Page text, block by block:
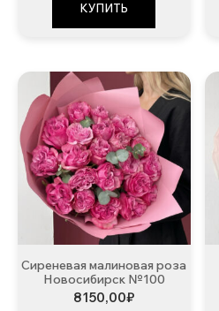
КУПИТЬ
Сиреневая малиновая роза
Новосибирск №100
8150,00₽